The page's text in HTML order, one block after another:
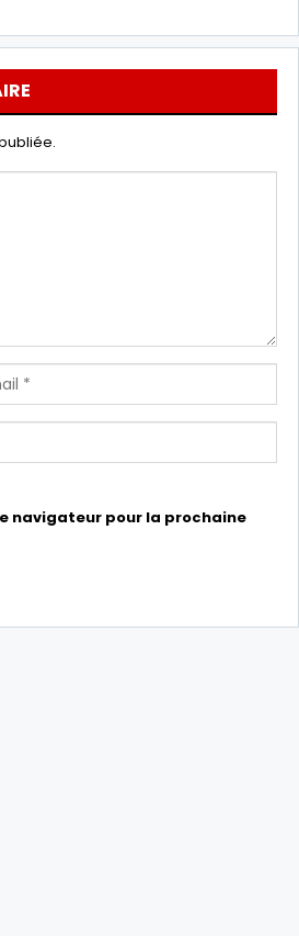
navigateur pour la prochaine